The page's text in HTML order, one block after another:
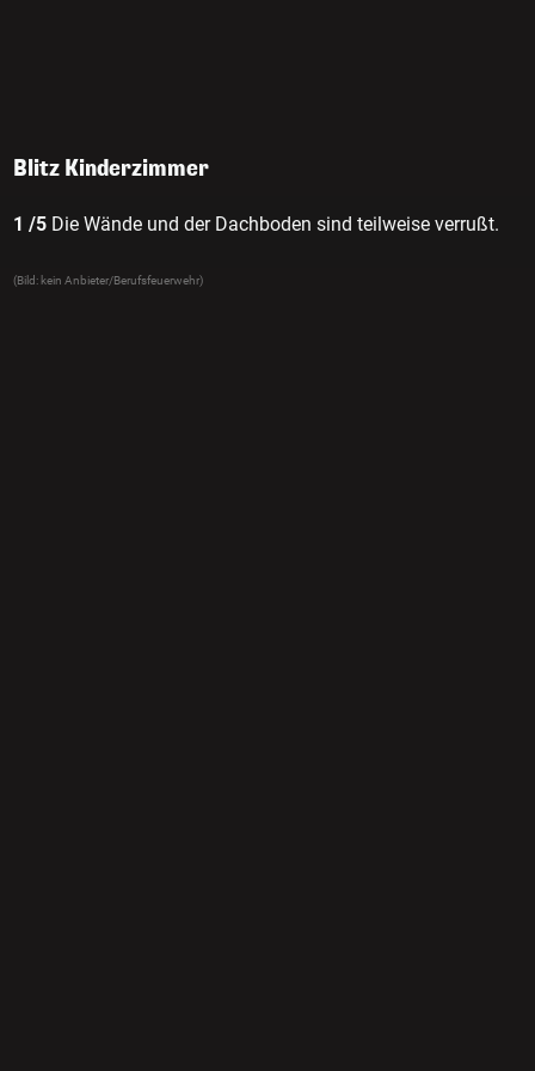
Blitz Kinderzimmer
1 /5 Die Wände und der Dachboden sind teilweise verrußt.
(Bild: kein Anbieter/Berufsfeuerwehr)